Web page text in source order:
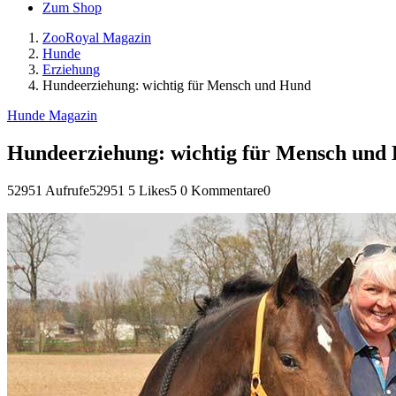
Zum Shop
ZooRoyal Magazin
Hunde
Erziehung
Hundeerziehung: wichtig für Mensch und Hund
Hunde Magazin
Hundeerziehung: wichtig für Mensch und
52951 Aufrufe52951 5 Likes5 0 Kommentare0